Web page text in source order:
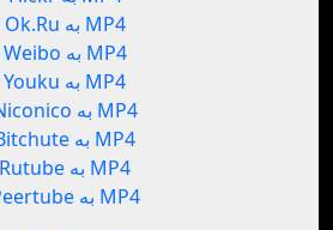
Ok.Ru به MP4
Weibo به MP4
Youku به MP4
Niconico به MP4
Bitchute به MP4
Rutube به MP4
Peertube به MP4